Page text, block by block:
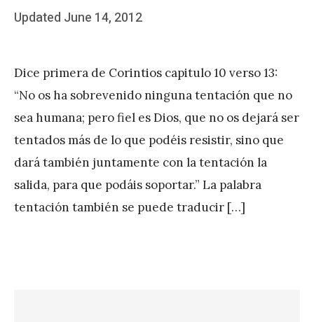
Posted
Updated June 14, 2012
b
J
A
P
é
r
Dice primera de Corintios capitulo 10 verso 13:
“No os ha sobrevenido ninguna tentación que no
sea humana; pero fiel es Dios, que no os dejará ser
tentados más de lo que podéis resistir, sino que
dará también juntamente con la tentación la
salida, para que podáis soportar.” La palabra
tentación también se puede traducir […]